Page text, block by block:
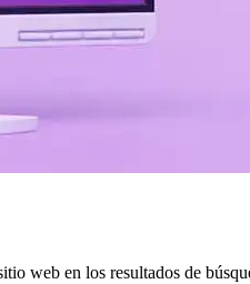
web en los resultados de